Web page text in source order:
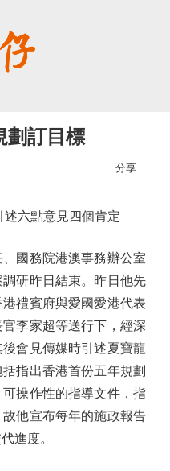
劃訂目標
分享
六點意見四個肯定
國務院港澳事務辦公室
研昨日結束。昨日他先
禮賓府與愛國愛港代表
李家超等送行下，經深
會見傳媒時引述夏寶龍
指出香港首份五年規劃
操作性的指導文件，指
他宣布每年的施政報告
進度。